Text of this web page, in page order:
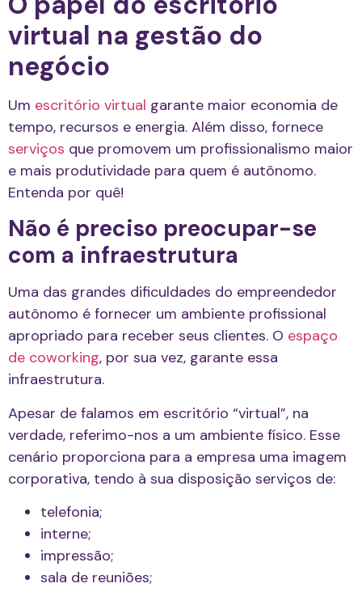
virtual na gestão do
negócio
Um escritório virtual garante maior economia de
tempo, recursos e energia. Além disso, fornece
serviços que promovem um profissionalismo maior
e mais produtividade para quem é autônomo.
Entenda por quê!
Não é preciso preocupar-se
com a infraestrutura
Uma das grandes dificuldades do empreendedor
autônomo é fornecer um ambiente profissional
apropriado para receber seus clientes. O espaço
de coworking, por sua vez, garante essa
infraestrutura.
Apesar de falamos em escritório “virtual”, na
verdade, referimo-nos a um ambiente físico. Esse
cenário proporciona para a empresa uma imagem
corporativa, tendo à sua disposição serviços de:
telefonia;
interne;
impressão;
sala de reuniões;